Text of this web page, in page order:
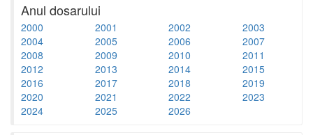
Anul dosarului
2000 2001 2002
2003
2004
2005 2006
2007
2008
2009 2010
2011
2012
2013 2014
2015
2016
2017 2018
2019
2020
2021 2022
2023
2024
2025 2026